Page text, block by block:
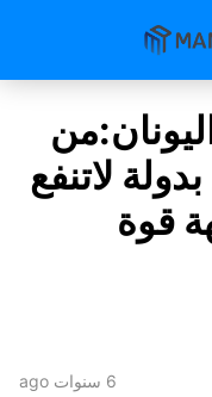
لاتنفع
قوة
6 سنوات ago